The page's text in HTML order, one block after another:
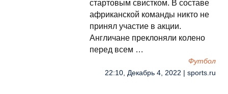
стартовым свистком. В составе
африканской команды никто не
принял участие в акции.
Англичане преклоняли колено
перед всем …
Футбол
22:10, Декабрь 4, 2022 | sports.ru